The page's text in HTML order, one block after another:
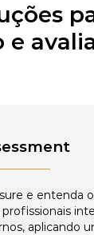
e
e entenda
profissionais
aplicando